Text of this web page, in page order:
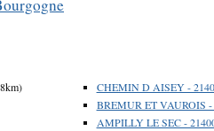
CHEMIN D AISEY -
BREMUR ET VAUROIS -
AMPILLY LE SEC -